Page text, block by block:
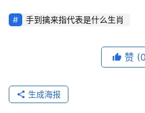
手到擒来指代表是什么生肖
赞
生成海报